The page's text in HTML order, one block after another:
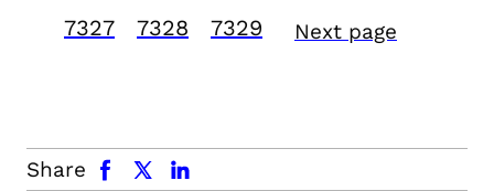
7327 7328 7329 Next page
Share
facebook x.com linkedin